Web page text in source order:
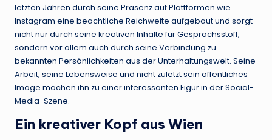
letzten Jahren durch seine Präsenz auf Plattformen wie
Instagram eine beachtliche Reichweite aufgebaut und sorgt
nicht nur durch seine kreativen Inhalte für Gesprächsstoff,
sondern vor allem auch durch seine Verbindung zu
bekannten Persönlichkeiten aus der Unterhaltungswelt. Seine
Arbeit, seine Lebensweise und nicht zuletzt sein öffentliches
Image machen ihn zu einer interessanten Figur in der Social-
Media-Szene.
Ein kreativer Kopf aus Wien